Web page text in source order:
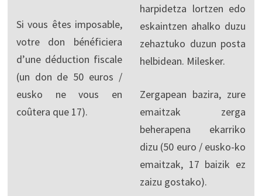
Si vous êtes imposable,
votre don bénéficiera
d’une déduction fiscale
(un don de 50 euros /
eusko ne vous en
coûtera que 17).
harpidetza lortzen edo
eskaintzen ahalko duzu
zehaztuko duzun posta
helbidean. Milesker.
Zergapean bazira, zure
emaitzak zerga
beherapena ekarriko
dizu (50 euro / eusko-ko
emaitzak, 17 baizik ez
zaizu gostako).